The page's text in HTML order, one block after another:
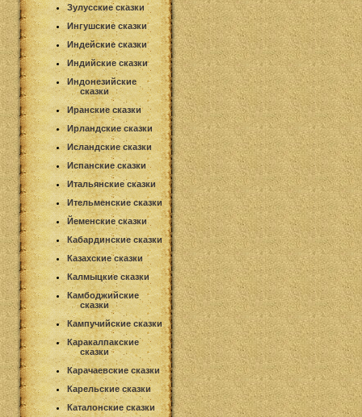
Зулусские сказки
Ингушские сказки
Индейские сказки
Индийские сказки
Индонезийские
сказки
Иранские сказки
Ирландские сказки
Исландские сказки
Испанские сказки
Итальянские сказки
Ительменские сказки
Йеменские сказки
Кабардинские сказки
Казахские сказки
Калмыцкие сказки
Камбоджийские
сказки
Кампучийские сказки
Каракалпакские
сказки
Карачаевские сказки
Карельские сказки
Каталонские сказки